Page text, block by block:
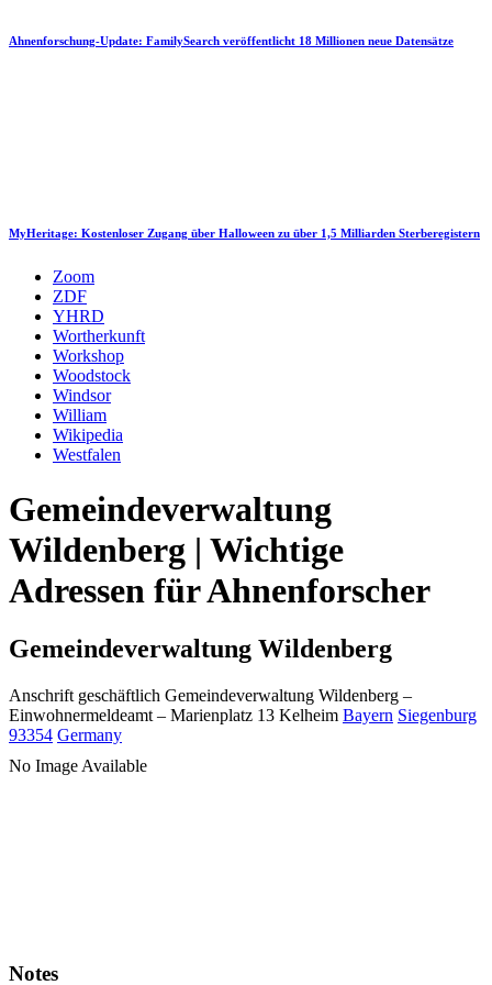
Ahnenforschung-Update: FamilySearch veröffentlicht 18 Millionen neue Datensätze
MyHeritage: Kostenloser Zugang über Halloween zu über 1,5 Milliarden Sterberegistern
Zoom
ZDF
YHRD
Wortherkunft
Workshop
Woodstock
Windsor
William
Wikipedia
Westfalen
Gemeindeverwaltung
Wildenberg | Wichtige
Adressen für Ahnenforscher
Gemeindeverwaltung Wildenberg
Anschrift geschäftlich Gemeindeverwaltung Wildenberg –
Einwohnermeldeamt – Marienplatz 13 Kelheim Bayern Siegenburg
93354 Germany
No Image Available
Notes